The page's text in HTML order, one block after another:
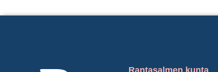
Rantasalmen kunta